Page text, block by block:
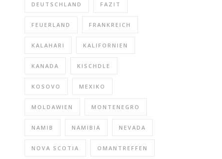
DEUTSCHLAND FAZIT
FEUERLAND FRANKREICH
KALAHARI KALIFORNIEN
KANADA KISCHDLE
KOSOVO MEXIKO
MOLDAWIEN MONTENEGRO
NAMIB NAMIBIA NEVADA
NOVA SCOTIA OMANTREFFEN